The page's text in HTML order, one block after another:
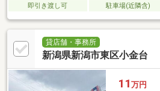
即引き渡し可 駐車場(近隣含)
貸店舗・事務所
新潟県新潟市東区小金台
11 万円